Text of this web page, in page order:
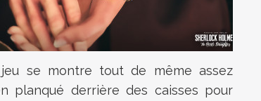
se montre tout de même assez
planqué derrière des caisses pour